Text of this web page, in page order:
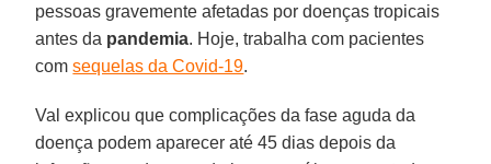
pessoas gravemente afetadas por doenças tropicais
antes da pandemia. Hoje, trabalha com pacientes
comsequelas da Covid-19.
Val explicou que complicações da fase aguda da
doença podem aparecer até 45 dias depois da